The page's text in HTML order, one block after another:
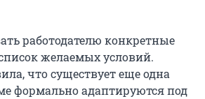
работодателю конкретные
желаемых условий.
что существует еще одна
формально адаптируются под